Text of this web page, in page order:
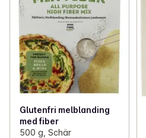
Glutenfri melblanding
med fiber
500 g, Schär